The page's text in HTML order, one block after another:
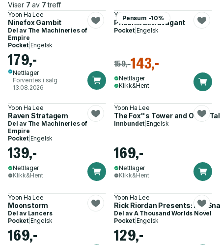
Viser 7 av 7 treff
Yoon Ha Lee
Ninefox Gambit
Del av The Machineries of
Empire
Pocket| Engelsk
179,-
Nettlager
Forventes i salg
13.08.2026
Pensum -10%
Yoon Ha Lee
Phoenix Extravagant
Pocket| Engelsk
159,-143,-
Nettlager
Klikk&Hent
Yoon Ha Lee
Raven Stratagem
Del av The Machineries of
Empire
Pocket| Engelsk
139,-
Nettlager
Klikk&Hent
Yoon Ha Lee
The Fox''s Tower and Other
Innbundet |Engelsk
169,-
Nettlager
Klikk&Hent
Yoon Ha Lee
Moonstorm
Del av Lancers
Pocket| Engelsk
169,-
Yoon Ha Lee
Rick Riordan Presents: Fox
Del av A Thousand Worlds Novel
Pocket| Engelsk
129,-